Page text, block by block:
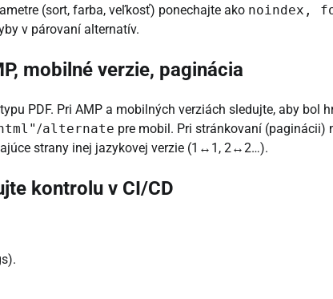
(sort, farba, veľkosť) ponechajte ako noindex,
v párovaní alternatív.
mobilné verzie, paginácia
PDF. Pri AMP a mobilných verziách sledujte, aby bol
/alternate pre mobil. Pri stránkovaní (paginácii)
strany inej jazykovej verzie (1↔1, 2↔2…).
kontrolu v CI/CD